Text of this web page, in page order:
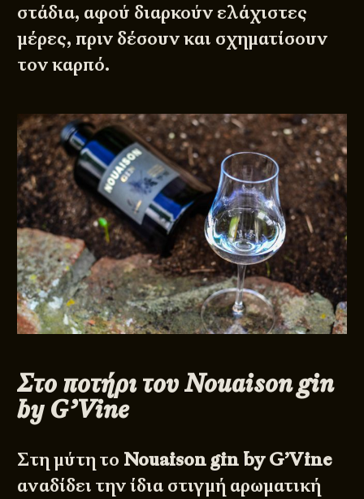
στάδια, αφού διαρκούν ελάχιστες
μέρες, πριν δέσουν και σχηματίσουν
τον καρπό.
Στο ποτήρι του Nouaison gin
by G’Vine
Στη μύτη το Nouaison gin by G’Vine
αναδίδει την ίδια στιγμή αρωματική